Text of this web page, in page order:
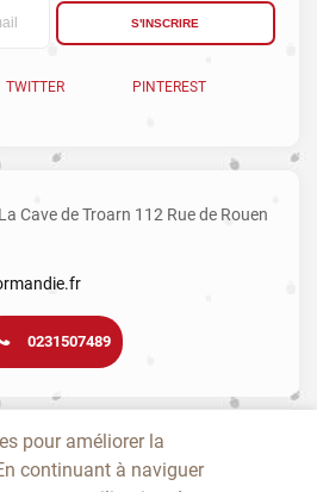
S'INSCRIRE
TWITTER PINTEREST
Cave de Troarn 112 Rue de Rouen
0231507489
pour améliorer la
continuant à naviguer
de boissons alcoolisées pendant la
peut avoir des conséquences